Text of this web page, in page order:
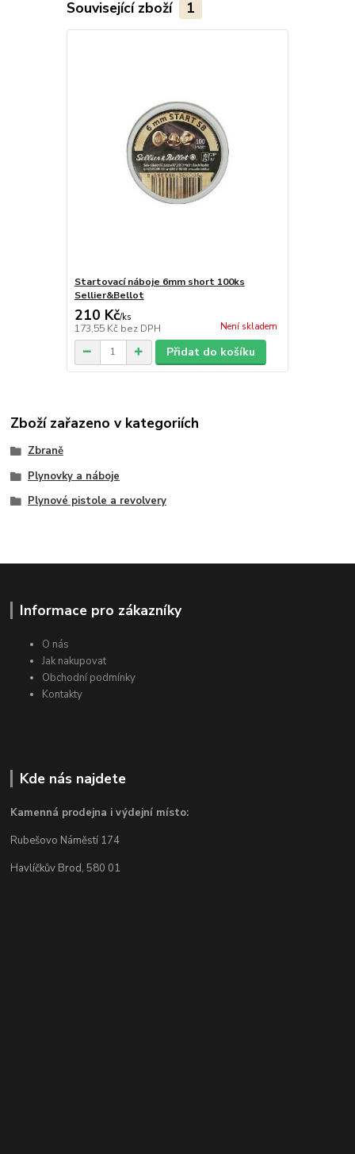
Související zboží 1
Startovací náboje 6mm short 100ks
Sellier&Bellot
210 Kč/ks
173,55 Kč bez DPH Není skladem
Přidat do košíku
Zboží zařazeno v kategoriích
Zbraně
Plynovky a náboje
Plynové pistole a revolvery
Informace pro zákazníky
O nás
Jak nakupovat
Obchodní podmínky
Kontakty
Kde nás najdete
Kamenná prodejna i výdejní místo:
Rubešovo Náměstí 174
Havlíčkův Brod, 580 01